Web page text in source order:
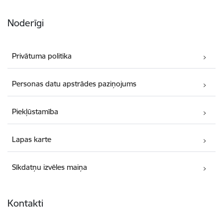
Noderīgi
Privātuma politika
Personas datu apstrādes paziņojums
Piekļūstamība
Lapas karte
Sīkdatņu izvēles maiņa
Kontakti